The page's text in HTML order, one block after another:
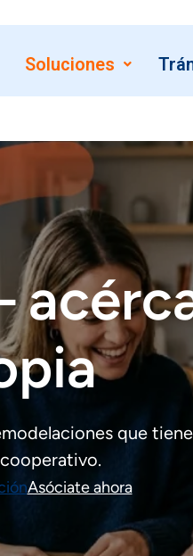
Soluciones
que
Asóciate ahora